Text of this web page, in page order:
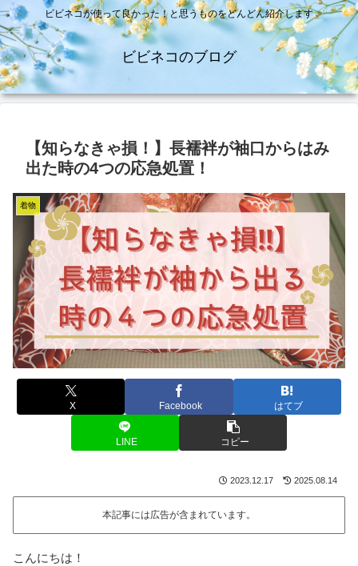
ビビネコが使って良かった！と思うものをどんどん紹介します
ビビネコのブログ
【知らなきゃ損！】長襦袢が袖口からはみ
出た時の4つの応急処置！
着物
X Facebook はてブ
LINE コピー
2023.12.17 2025.08.14
本記事には広告が含まれています。
こんにちは！